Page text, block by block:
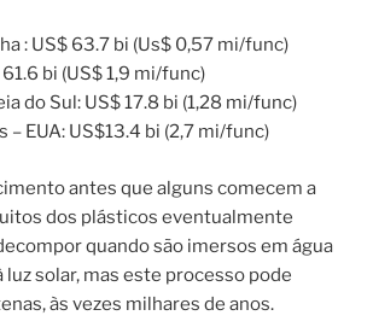
: US$ 63.7 bi (Us$ 0,57 mi/func)
61.6 bi (US$ 1,9 mi/func)
do Sul: US$ 17.8 bi (1,28 mi/func)
– EUA: US$13.4 bi (2,7 mi/func)
antes que alguns comecem a
dos plásticos eventualmente
quando são imersos em água
solar, mas este processo pode
às vezes milhares de anos.